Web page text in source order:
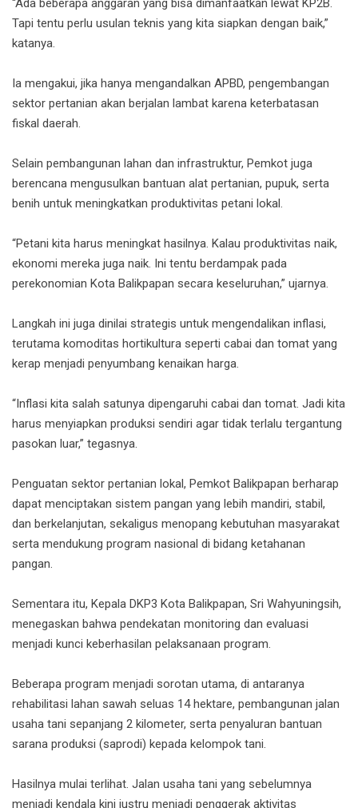
“Ada beberapa anggaran yang bisa dimanfaatkan lewat KP2B.
Tapi tentu perlu usulan teknis yang kita siapkan dengan baik,”
katanya.
Ia mengakui, jika hanya mengandalkan APBD, pengembangan
sektor pertanian akan berjalan lambat karena keterbatasan
fiskal daerah.
Selain pembangunan lahan dan infrastruktur, Pemkot juga
berencana mengusulkan bantuan alat pertanian, pupuk, serta
benih untuk meningkatkan produktivitas petani lokal.
“Petani kita harus meningkat hasilnya. Kalau produktivitas naik,
ekonomi mereka juga naik. Ini tentu berdampak pada
perekonomian Kota Balikpapan secara keseluruhan,” ujarnya.
Langkah ini juga dinilai strategis untuk mengendalikan inflasi,
terutama komoditas hortikultura seperti cabai dan tomat yang
kerap menjadi penyumbang kenaikan harga.
“Inflasi kita salah satunya dipengaruhi cabai dan tomat. Jadi kita
harus menyiapkan produksi sendiri agar tidak terlalu tergantung
pasokan luar,” tegasnya.
Penguatan sektor pertanian lokal, Pemkot Balikpapan berharap
dapat menciptakan sistem pangan yang lebih mandiri, stabil,
dan berkelanjutan, sekaligus menopang kebutuhan masyarakat
serta mendukung program nasional di bidang ketahanan
pangan.
Sementara itu, Kepala DKP3 Kota Balikpapan, Sri Wahyuningsih,
menegaskan bahwa pendekatan monitoring dan evaluasi
menjadi kunci keberhasilan pelaksanaan program.
Beberapa program menjadi sorotan utama, di antaranya
rehabilitasi lahan sawah seluas 14 hektare, pembangunan jalan
usaha tani sepanjang 2 kilometer, serta penyaluran bantuan
sarana produksi (saprodi) kepada kelompok tani.
Hasilnya mulai terlihat. Jalan usaha tani yang sebelumnya
menjadi kendala kini justru menjadi penggerak aktivitas